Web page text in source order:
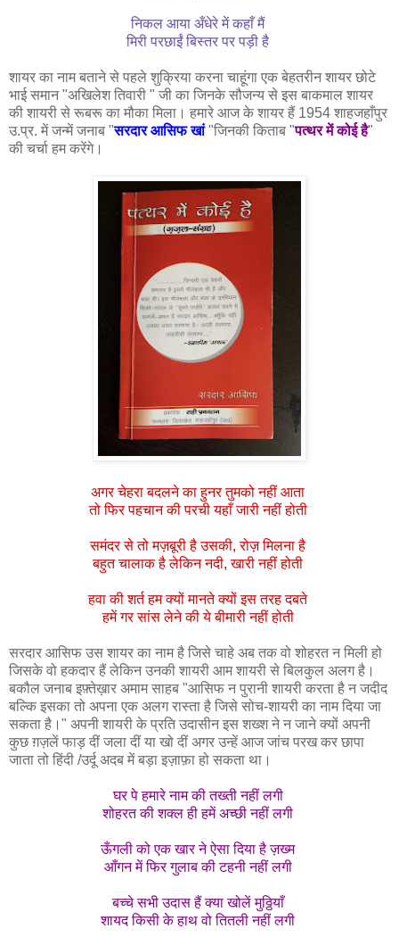
निकल आया अँधेरे में कहाँ मैं
मिरी परछाईं बिस्तर पर पड़ी है
शायर का नाम बताने से पहले शुक्रिया करना चाहूंगा एक बेहतरीन शायर छोटे
भाई समान "अखिलेश तिवारी " जी का जिनके सौजन्य से इस बाकमाल शायर
की शायरी से रूबरू का मौका मिला। हमारे आज के शायर हैं 1954 शाहजहाँपुर
उ.प्र. में जन्में जनाब "सरदार आसिफ खां"जिनकी किताब "पत्थर में कोई है"
की चर्चा हम करेंगे।
अगर चेहरा बदलने का हुनर तुमको नहीं आता
तो फिर पहचान की परची यहाँ जारी नहीं होती
समंदर से तो मज़बूरी है उसकी, रोज़ मिलना है
बहुत चालाक है लेकिन नदी, खारी नहीं होती
हवा की शर्त हम क्यों मानते क्यों इस तरह दबते
हमें गर सांस लेने की ये बीमारी नहीं होती
सरदार आसिफ उस शायर का नाम है जिसे चाहे अब तक वो शोहरत न मिली हो
जिसके वो हकदार हैं लेकिन उनकी शायरी आम शायरी से बिलकुल अलग है।
बकौल जनाब इफ़्तेख़ार अमाम साहब "आसिफ न पुरानी शायरी करता है न जदीद
बल्कि इसका तो अपना एक अलग रास्ता है जिसे सोच-शायरी का नाम दिया जा
सकता है।" अपनी शायरी के प्रति उदासीन इस शख्श ने न जाने क्यों अपनी
कुछ ग़ज़लें फाड़ दीं जला दीं या खो दीं अगर उन्हें आज जांच परख कर छापा
जाता तो हिंदी /उर्दू अदब में बड़ा इज़ाफ़ा हो सकता था।
घर पे हमारे नाम की तख्ती नहीं लगी
शोहरत की शक्ल ही हमें अच्छी नहीं लगी
ऊँगली को एक खार ने ऐसा दिया है ज़ख्म
आँगन में फिर गुलाब की टहनी नहीं लगी
बच्चे सभी उदास हैं क्या खोलें मुठ्ठियाँ
शायद किसी के हाथ वो तितली नहीं लगी